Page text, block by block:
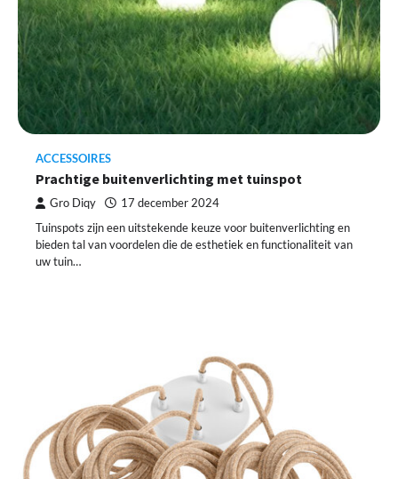
ACCESSOIRES
Prachtige buitenverlichting met tuinspot
Gro Diqy 17 december 2024
Tuinspots zijn een uitstekende keuze voor buitenverlichting en
bieden tal van voordelen die de esthetiek en functionaliteit van
uw tuin…